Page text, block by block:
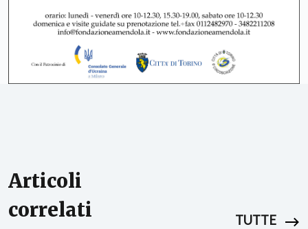
Articoli
correlati
TUTTE